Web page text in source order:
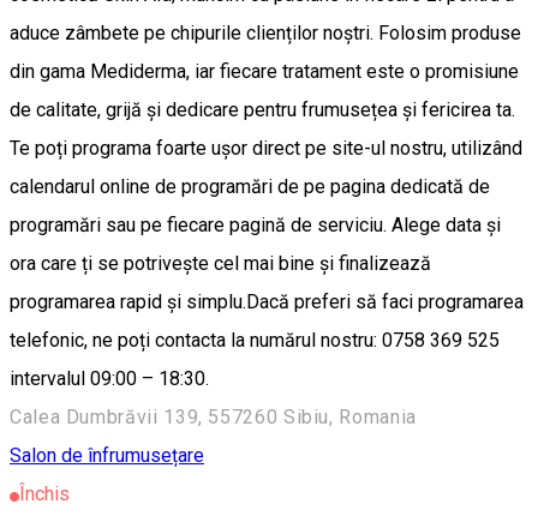
aduce zâmbete pe chipurile clienților noștri. Folosim produse
din gama Mediderma, iar fiecare tratament este o promisiune
de calitate, grijă și dedicare pentru frumusețea și fericirea ta.
Te poți programa foarte ușor direct pe site-ul nostru, utilizând
calendarul online de programări de pe pagina dedicată de
programări sau pe fiecare pagină de serviciu. Alege data și
ora care ți se potrivește cel mai bine și finalizează
programarea rapid și simplu.Dacă preferi să faci programarea
telefonic, ne poți contacta la numărul nostru: 0758 369 525
intervalul 09:00 – 18:30.
Calea Dumbrăvii 139, 557260 Sibiu, Romania
Salon de înfrumusețare
Închis